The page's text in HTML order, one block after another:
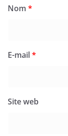
Nom *
E-mail*
Site web